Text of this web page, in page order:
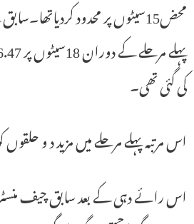
محض15سیٹوں پر محدود
کی گئی تھی۔
اس مرتبہ پہلے مرحلے میں مزید د و حلقوں
اس رائے دہی کے بعد سابق چیف